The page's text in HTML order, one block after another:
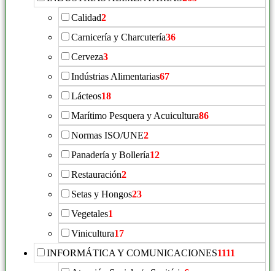
Calidad2
Carnicería y Charcutería36
Cerveza3
Indústrias Alimentarias67
Lácteos18
Marítimo Pesquera y Acuicultura86
Normas ISO/UNE2
Panadería y Bollería12
Restauración2
Setas y Hongos23
Vegetales1
Vinicultura17
INFORMÁTICA Y COMUNICACIONES1111